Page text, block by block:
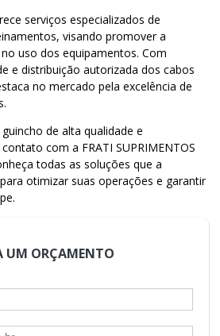
serviços especializados de
visando promover a
uso dos equipamentos. Com
e distribuição autorizada dos cabos
no mercado pela excelência de
de alta qualidade e
com a FRATI SUPRIMENTOS
todas as soluções que a
otimizar suas operações e garantir
UM ORÇAMENTO